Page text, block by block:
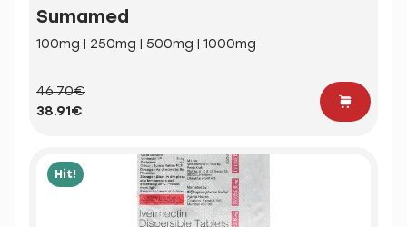
Sumamed
100mg | 250mg | 500mg | 1000mg
46.70€
38.91€
Hit!